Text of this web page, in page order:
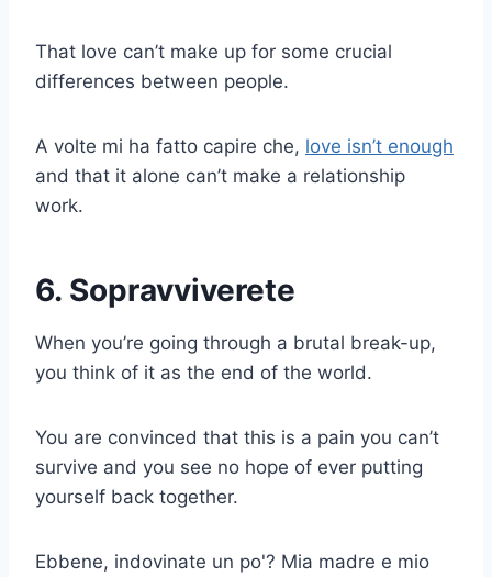
That love can’t make up for some crucial
differences between people.
A volte mi ha fatto capire che, love isn’t enough
and that it alone can’t make a relationship
work.
6. Sopravviverete
When you’re going through a brutal break-up,
you think of it as the end of the world.
You are convinced that this is a pain you can’t
survive and you see no hope of ever putting
yourself back together.
Ebbene, indovinate un po'? Mia madre e mio